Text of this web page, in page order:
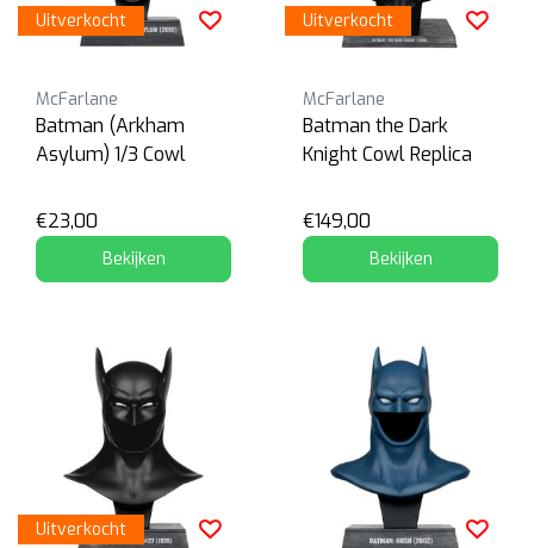
Uitverkocht
McFarlane
Batman (Arkham
Asylum) 1/3 Cowl
€23,00
Bekijken
Uitverkocht
McFarlane
Batman the Dark
Knight Cowl Replica
€149,00
Bekijken
Uitverkocht